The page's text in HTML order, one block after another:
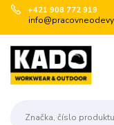
+421 908 772 919
🏷️ -10 % pre
(ARTRA, ARDON,